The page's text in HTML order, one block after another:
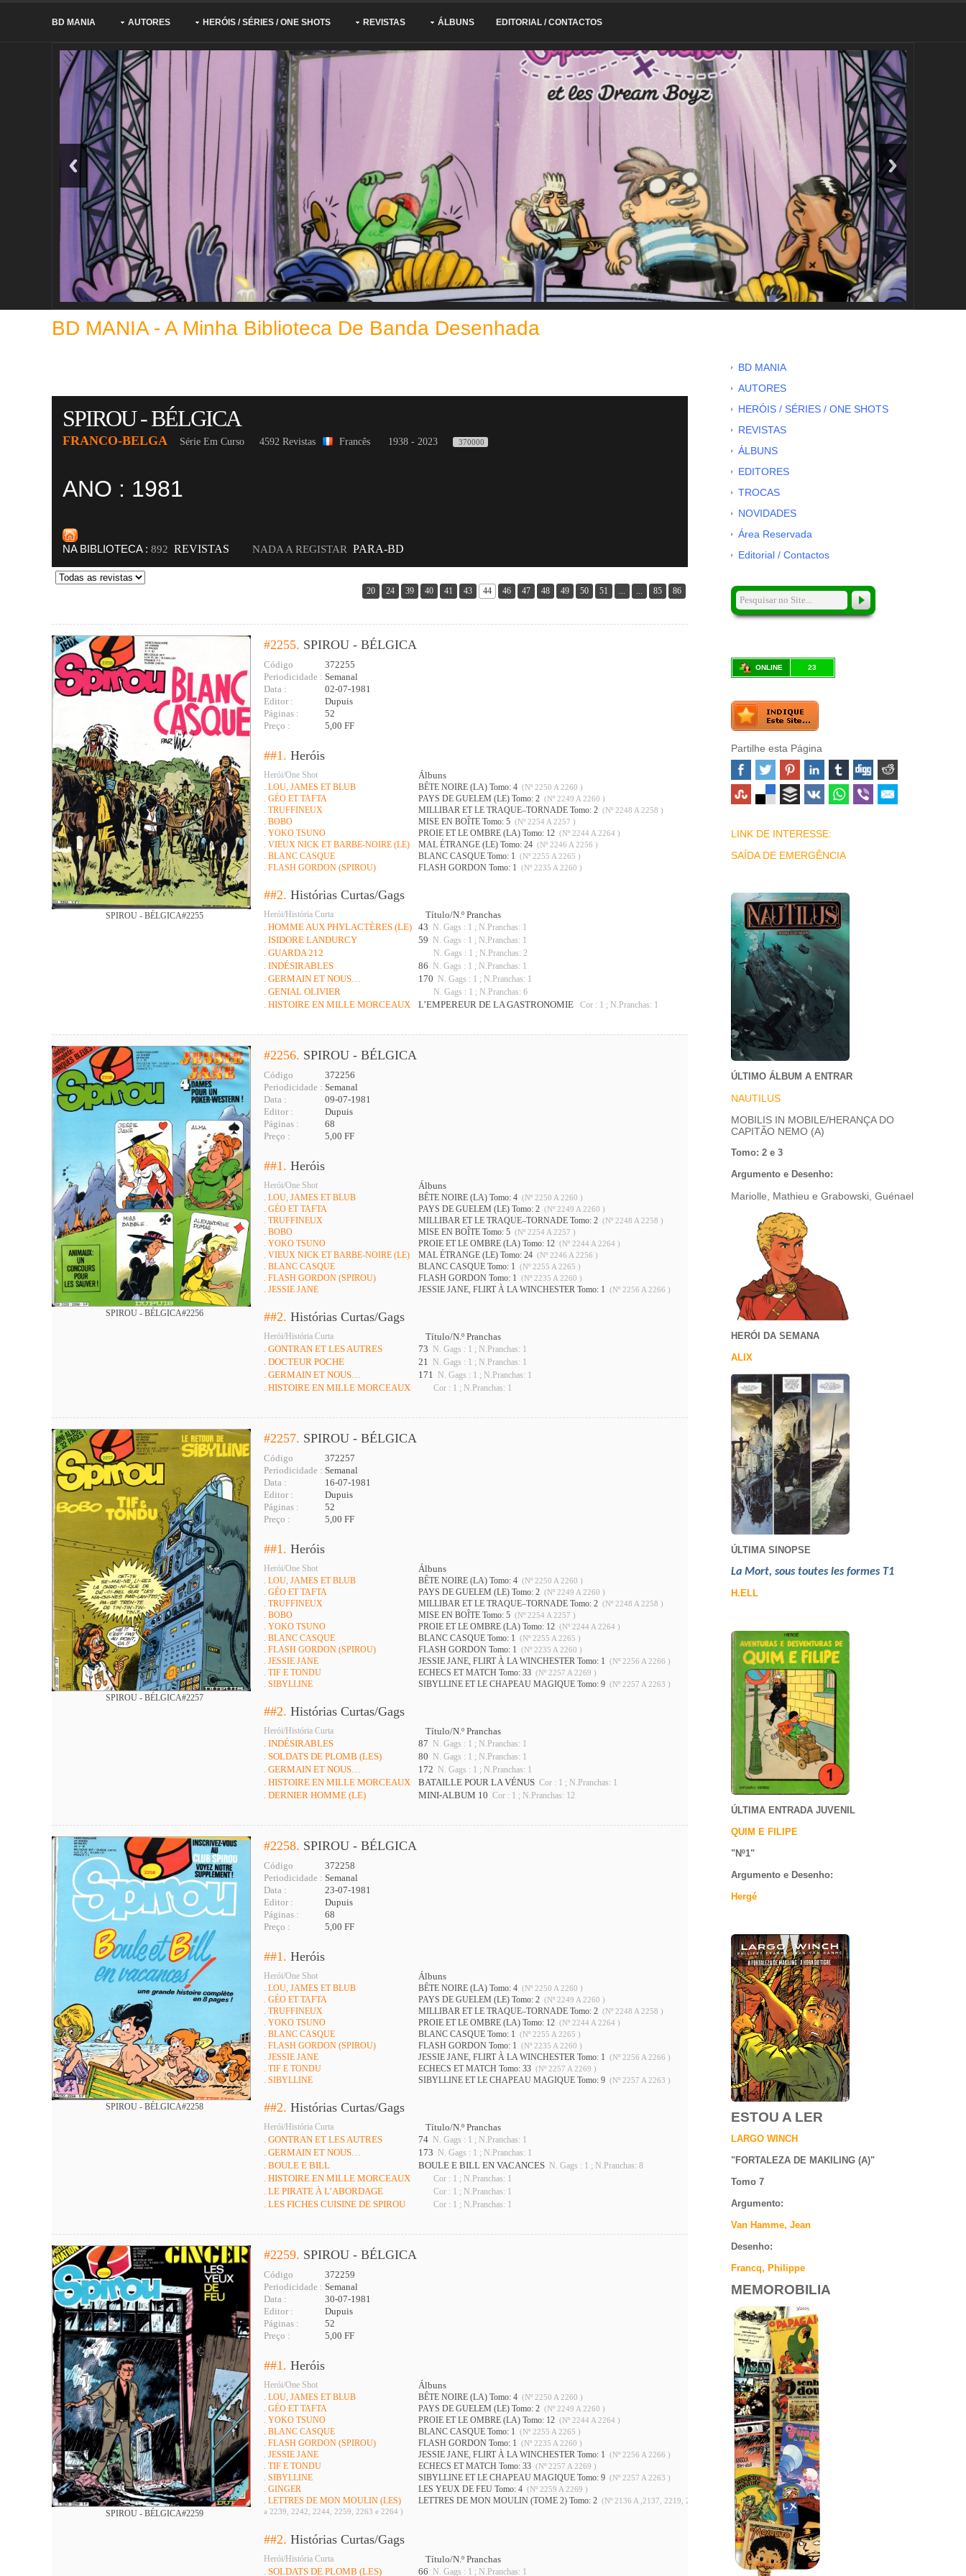
BD MANIA AUTORES HERÓIS / SÉRIES / ONE SHOTS REVISTAS ÁLBUNS EDITORIAL / CONTACTOS
BD MANIA - A Minha Biblioteca De Banda Desenhada
SPIROU - BÉLGICA
FRANCO-BELGA Série Em Curso 4592 Revistas Francês 1938 - 2023 370000
ANO : 1981
NA BIBLIOTECA : 892 REVISTAS NADA A REGISTAR PARA-BD
20 24 39 40 41 43 44 46 47 48 49 50 51 ... ... 85 86
SPIROU - BÉLGICA#2255
#2255. SPIROU - BÉLGICA
Código
372255
Periodicidade : Semanal
Data :
02-07-1981
Editor :
Dupuis
Páginas :
52
Preço :
5,00 FF
##1. Heróis
Herói/One Shot Álbuns
. LOU, JAMES ET BLUB BÊTE NOIRE (LA) Tomo: 4 (Nº 2250 A 2260 )
. GÉO ET TAFTA PAYS DE GUELEM (LE) Tomo: 2 (Nº 2249 A 2260 )
. TRUFFINEUX MILLIBAR ET LE TRAQUE–TORNADE Tomo: 2 (Nº 2248 A 2258 )
. BOBO MISE EN BOÎTE Tomo: 5 (Nº 2254 A 2257 )
. YOKO TSUNO PROIE ET LE OMBRE (LA) Tomo: 12 (Nº 2244 A 2264 )
. VIEUX NICK ET BARBE-NOIRE (LE) MAL ÉTRANGE (LE) Tomo: 24 (Nº 2246 A 2256 )
. BLANC CASQUE BLANC CASQUE Tomo: 1 (Nº 2255 A 2265 )
. FLASH GORDON (SPIROU) FLASH GORDON Tomo: 1 (Nº 2235 A 2260 )
##2. Histórias Curtas/Gags
Herói/História Curta
Título/N.º Pranchas
. HOMME AUX PHYLACTÈRES (LE) 43 N. Gags : 1 ; N.Pranchas: 1
. ISIDORE LANDURCY 59 N. Gags : 1 ; N.Pranchas: 1
. GUARDA 212 N. Gags : 1 ; N.Pranchas: 2
. INDÉSIRABLES 86 N. Gags : 1 ; N.Pranchas: 1
. GERMAIN ET NOUS… 170 N. Gags : 1 ; N.Pranchas: 1
. GENIAL OLIVIER N. Gags : 1 ; N.Pranchas: 6
. HISTOIRE EN MILLE MORCEAUX L’EMPEREUR DE LA GASTRONOMIE Cor : 1 ; N.Pranchas: 1
SPIROU - BÉLGICA#2256
#2256. SPIROU - BÉLGICA
Código
372256
Periodicidade : Semanal
Data :
09-07-1981
Editor :
Dupuis
Páginas :
68
Preço :
5,00 FF
##1. Heróis
Herói/One Shot Álbuns
. LOU, JAMES ET BLUB BÊTE NOIRE (LA) Tomo: 4 (Nº 2250 A 2260 )
. GÉO ET TAFTA PAYS DE GUELEM (LE) Tomo: 2 (Nº 2249 A 2260 )
. TRUFFINEUX MILLIBAR ET LE TRAQUE–TORNADE Tomo: 2 (Nº 2248 A 2258 )
. BOBO MISE EN BOÎTE Tomo: 5 (Nº 2254 A 2257 )
. YOKO TSUNO PROIE ET LE OMBRE (LA) Tomo: 12 (Nº 2244 A 2264 )
. VIEUX NICK ET BARBE-NOIRE (LE) MAL ÉTRANGE (LE) Tomo: 24 (Nº 2246 A 2256 )
. BLANC CASQUE BLANC CASQUE Tomo: 1 (Nº 2255 A 2265 )
. FLASH GORDON (SPIROU) FLASH GORDON Tomo: 1 (Nº 2235 A 2260 )
. JESSIE JANE JESSIE JANE, FLIRT À LA WINCHESTER Tomo: 1 (Nº 2256 A 2266 )
##2. Histórias Curtas/Gags
Herói/História Curta
Título/N.º Pranchas
. GONTRAN ET LES AUTRES
73 N. Gags : 1 ; N.Pranchas: 1
. DOCTEUR POCHE 21 N. Gags : 1 ; N.Pranchas: 1
. GERMAIN ET NOUS… 171 N. Gags : 1 ; N.Pranchas: 1
. HISTOIRE EN MILLE MORCEAUX Cor : 1 ; N.Pranchas: 1
SPIROU - BÉLGICA#2257
#2257. SPIROU - BÉLGICA
Código
372257
Periodicidade : Semanal
Data :
16-07-1981
Editor :
Dupuis
Páginas :
52
Preço :
5,00 FF
##1. Heróis
Herói/One Shot Álbuns
. LOU, JAMES ET BLUB BÊTE NOIRE (LA) Tomo: 4 (Nº 2250 A 2260 )
. GÉO ET TAFTA PAYS DE GUELEM (LE) Tomo: 2 (Nº 2249 A 2260 )
. TRUFFINEUX MILLIBAR ET LE TRAQUE–TORNADE Tomo: 2 (Nº 2248 A 2258 )
. BOBO MISE EN BOÎTE Tomo: 5 (Nº 2254 A 2257 )
. YOKO TSUNO PROIE ET LE OMBRE (LA) Tomo: 12 (Nº 2244 A 2264 )
. BLANC CASQUE BLANC CASQUE Tomo: 1 (Nº 2255 A 2265 )
. FLASH GORDON (SPIROU) FLASH GORDON Tomo: 1 (Nº 2235 A 2260 )
. JESSIE JANE JESSIE JANE, FLIRT À LA WINCHESTER Tomo: 1 (Nº 2256 A 2266 )
. TIF E TONDU ECHECS ET MATCH Tomo: 33 (Nº 2257 A 2269 )
. SIBYLLINE SIBYLLINE ET LE CHAPEAU MAGIQUE Tomo: 9 (Nº 2257 A 2263 )
##2. Histórias Curtas/Gags
Herói/História Curta
Título/N.º Pranchas
. INDÉSIRABLES
87 N. Gags : 1 ; N.Pranchas: 1
. SOLDATS DE PLOMB (LES) 80 N. Gags : 1 ; N.Pranchas: 1
. GERMAIN ET NOUS… 172 N. Gags : 1 ; N.Pranchas: 1
. HISTOIRE EN MILLE MORCEAUX BATAILLE POUR LA VÉNUS Cor : 1 ; N.Pranchas: 1
. DERNIER HOMME (LE) MINI-ALBUM 10 Cor : 1 ; N.Pranchas: 12
SPIROU - BÉLGICA#2258
#2258. SPIROU - BÉLGICA
Código
372258
Periodicidade : Semanal
Data :
23-07-1981
Editor :
Dupuis
Páginas :
68
Preço :
5,00 FF
##1. Heróis
Herói/One Shot Álbuns
. LOU, JAMES ET BLUB BÊTE NOIRE (LA) Tomo: 4 (Nº 2250 A 2260 )
. GÉO ET TAFTA PAYS DE GUELEM (LE) Tomo: 2 (Nº 2249 A 2260 )
. TRUFFINEUX MILLIBAR ET LE TRAQUE–TORNADE Tomo: 2 (Nº 2248 A 2258 )
. YOKO TSUNO PROIE ET LE OMBRE (LA) Tomo: 12 (Nº 2244 A 2264 )
. BLANC CASQUE BLANC CASQUE Tomo: 1 (Nº 2255 A 2265 )
. FLASH GORDON (SPIROU) FLASH GORDON Tomo: 1 (Nº 2235 A 2260 )
. JESSIE JANE JESSIE JANE, FLIRT À LA WINCHESTER Tomo: 1 (Nº 2256 A 2266 )
. TIF E TONDU ECHECS ET MATCH Tomo: 33 (Nº 2257 A 2269 )
. SIBYLLINE SIBYLLINE ET LE CHAPEAU MAGIQUE Tomo: 9 (Nº 2257 A 2263 )
##2. Histórias Curtas/Gags
Herói/História Curta
Título/N.º Pranchas
. GONTRAN ET LES AUTRES
74 N. Gags : 1 ; N.Pranchas: 1
. GERMAIN ET NOUS… 173 N. Gags : 1 ; N.Pranchas: 1
. BOULE E BILL BOULE E BILL EN VACANCES N. Gags : 1 ; N.Pranchas: 8
. HISTOIRE EN MILLE MORCEAUX Cor : 1 ; N.Pranchas: 1
. LE PIRATE À L’ABORDAGE Cor : 1 ; N.Pranchas: 1
. LES FICHES CUISINE DE SPIROU Cor : 1 ; N.Pranchas: 1
SPIROU - BÉLGICA#2259
#2259. SPIROU - BÉLGICA
Código
372259
Periodicidade : Semanal
Data :
30-07-1981
Editor :
Dupuis
Páginas :
52
Preço :
5,00 FF
##1. Heróis
Herói/One Shot Álbuns
. LOU, JAMES ET BLUB BÊTE NOIRE (LA) Tomo: 4 (Nº 2250 A 2260 )
. GÉO ET TAFTA PAYS DE GUELEM (LE) Tomo: 2 (Nº 2249 A 2260 )
. YOKO TSUNO PROIE ET LE OMBRE (LA) Tomo: 12 (Nº 2244 A 2264 )
. BLANC CASQUE BLANC CASQUE Tomo: 1 (Nº 2255 A 2265 )
. FLASH GORDON (SPIROU) FLASH GORDON Tomo: 1 (Nº 2235 A 2260 )
. JESSIE JANE JESSIE JANE, FLIRT À LA WINCHESTER Tomo: 1 (Nº 2256 A 2266 )
. TIF E TONDU ECHECS ET MATCH Tomo: 33 (Nº 2257 A 2269 )
. SIBYLLINE SIBYLLINE ET LE CHAPEAU MAGIQUE Tomo: 9 (Nº 2257 A 2263 )
. GINGER LES YEUX DE FEU Tomo: 4 (Nº 2259 A 2269 )
. LETTRES DE MON MOULIN (LES) LETTRES DE MON MOULIN (TOME 2) Tomo: 2 (Nº 2136 A ,2137, 2219, 2232 e 2233
a 2239, 2242, 2244, 2259, 2263 e 2264 )
##2. Histórias Curtas/Gags
Herói/História Curta
Título/N.º Pranchas
. SOLDATS DE PLOMB (LES)
66 N. Gags : 1 ; N.Pranchas: 1
BD MANIA
AUTORES
HERÓIS / SÉRIES / ONE SHOTS
REVISTAS
ÁLBUNS
EDITORES
TROCAS
NOVIDADES
Área Reservada
Editorial / Contactos
ONLINE 23
Partilhe esta Página
LINK DE INTERESSE:
SAÍDA DE EMERGÊNCIA
ÚLTIMO ÁLBUM A ENTRAR
NAUTILUS
MOBILIS IN MOBILE/HERANÇA DO
CAPITÃO NEMO (A)
Tomo: 2 e 3
Argumento e Desenho:
Mariolle, Mathieu e Grabowski, Guénael
HERÓI DA SEMANA
ALIX
ÚLTIMA SINOPSE
La Mort, sous toutes les formes T1
H.ELL
ÚLTIMA ENTRADA JUVENIL
QUIM E FILIPE
"Nº1"
Argumento e Desenho:
Hergé
ESTOU A LER
LARGO WINCH
"FORTALEZA DE MAKILING (A)"
Tomo 7
Argumento:
Van Hamme, Jean
Desenho:
Francq, Philippe
MEMOROBILIA